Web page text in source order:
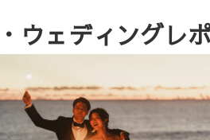
ウェディングレ